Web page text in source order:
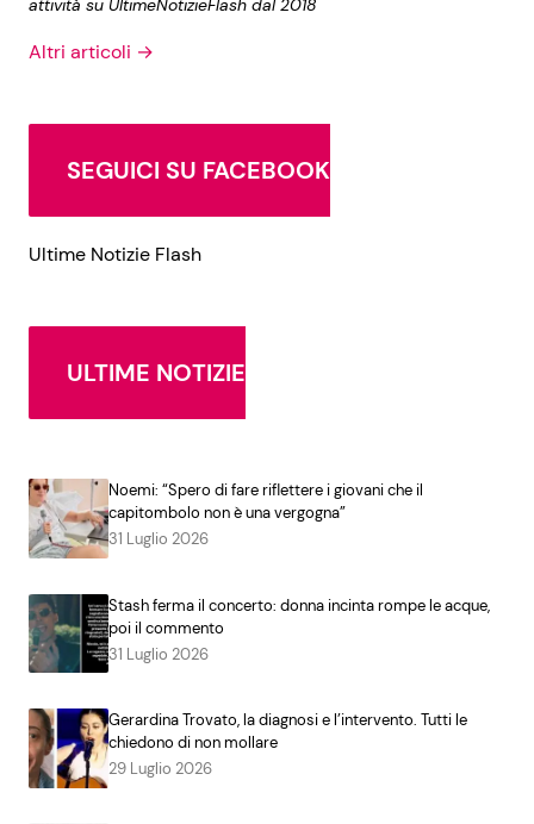
attività su UltimeNotizieFlash dal 2018
Altri articoli →
SEGUICI SU FACEBOOK
Ultime Notizie Flash
ULTIME NOTIZIE
Noemi: “Spero di fare riflettere i giovani che il
capitombolo non è una vergogna”
31 Luglio 2026
Stash ferma il concerto: donna incinta rompe le acque,
poi il commento
31 Luglio 2026
Gerardina Trovato, la diagnosi e l’intervento. Tutti le
chiedono di non mollare
29 Luglio 2026